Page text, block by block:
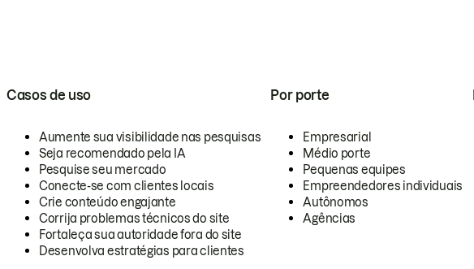
Casos de uso
Aumente sua visibilidade nas pesquisas
Seja recomendado pela IA
Pesquise seu mercado
Conecte-se com clientes locais
Crie conteúdo engajante
Corrija problemas técnicos do site
Fortaleça sua autoridade fora do site
Desenvolva estratégias para clientes
Por porte
Empresarial
Médio porte
Pequenas equipes
Empreendedores individuais
Autônomos
Agências